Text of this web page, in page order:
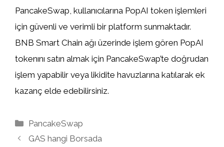
PancakeSwap, kullanıcılarına PopAI token işlemleri
için güvenli ve verimli bir platform sunmaktadır.
BNB Smart Chain ağı üzerinde işlem gören PopAI
tokenını satın almak için PancakeSwap’te doğrudan
işlem yapabilir veya likidite havuzlarına katılarak ek
kazanç elde edebilirsiniz.
Kategoriler
PancakeSwap
GAS hangi Borsada